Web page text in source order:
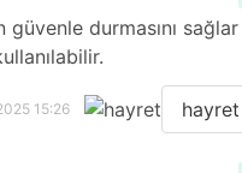
durmasını sağlar
15:26 hayret